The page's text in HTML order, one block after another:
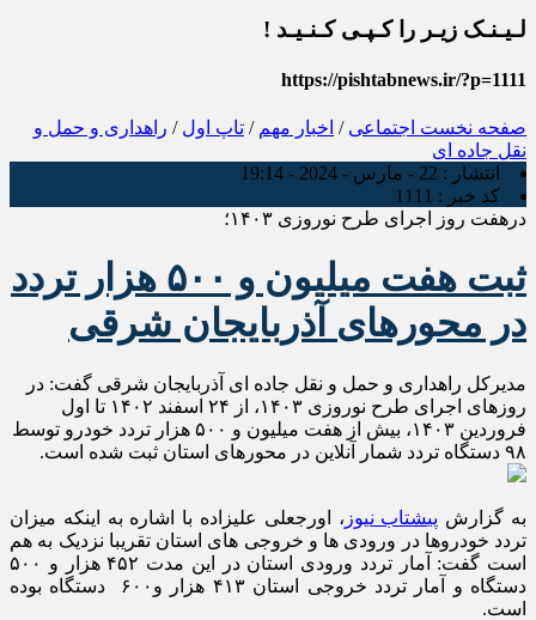
لـیـنـک زیـر را کـپـی کـنـیـد !
https://pishtabnews.ir/?p=1111
صفحه نخست اجتماعی / اخبار مهم / تاپ اول / راهداری و حمل و
نقل جاده ای
انتشار : 22 - مارس - 2024 - 19:14
کد خبر : 1111
درهفت روز اجرای طرح نوروزی ۱۴۰۳؛
ثبت هفت میلیون و ۵۰۰ هزار تردد
در محورهای آذربایجان شرقی
مدیرکل راهداری و حمل و نقل جاده ای آذربایجان شرقی گفت: در
روزهای اجرای طرح نوروزی ۱۴۰۳، از ۲۴ اسفند ۱۴۰۲ تا اول
فروردین ۱۴۰۳، بیش از هفت میلیون و ۵۰۰ هزار تردد خودرو توسط
۹۸ دستگاه تردد شمار آنلاین در محورهای استان ثبت شده است.
به گزارش پیشتاب نیوز ، اورجعلی علیزاده با اشاره به اینکه میزان
تردد خودروها در ورودی ها و خروجی های استان تقریبا نزدیک به هم
است گفت: آمار تردد ورودی استان در این مدت ۴۵۲ هزار و ۵۰۰
دستگاه و آمار تردد خروجی استان ۴۱۳ هزار و۶۰۰ دستگاه بوده
است.